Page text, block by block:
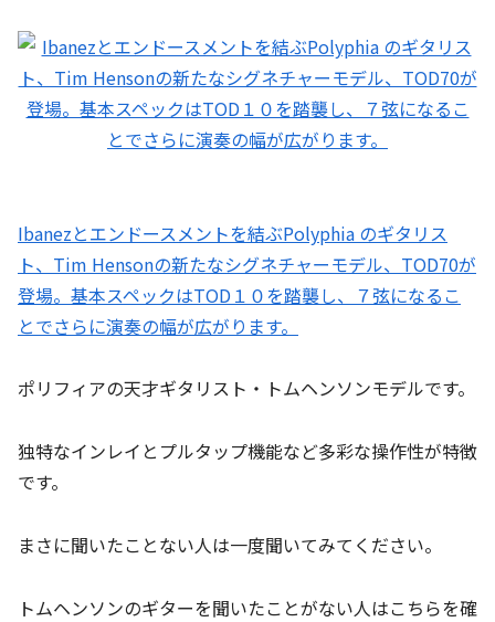
Ibanezとエンドースメントを結ぶPolyphia のギタリス
ト、Tim Hensonの新たなシグネチャーモデル、TOD70が
登場。基本スペックはTOD１０を踏襲し、７弦になるこ
とでさらに演奏の幅が広がります。
ポリフィアの天才ギタリスト・トムヘンソンモデルです。
独特なインレイとプルタップ機能など多彩な操作性が特徴
です。
まさに聞いたことない人は一度聞いてみてください。
トムヘンソンのギターを聞いたことがない人はこちらを確